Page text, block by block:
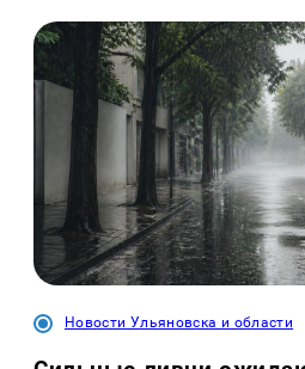
Новости Ульяновска и области